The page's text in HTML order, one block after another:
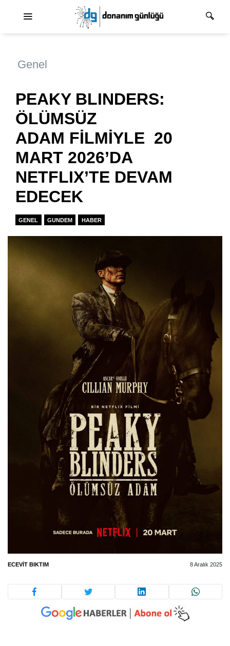
Genel
PEAKY BLINDERS:
ÖLÜMSÜZ
ADAM FİLMİYLE 20
MART 2026’DA
NETFLIX’TE DEVAM
EDECEK
GENEL GUNDEM HABER
ECEVIT BIKTIM 8 Aralık 2025